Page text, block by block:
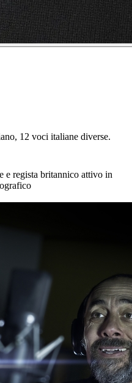
12 voci italiane diverse.
e regista britannico attivo in